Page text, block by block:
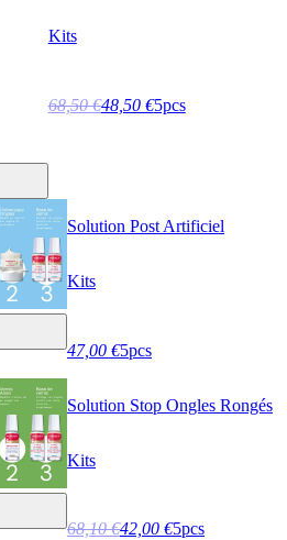
Kits
68,50 €48,50 €5pcs
Solution Post Artificiel
Kits
47,00 €5pcs
Solution Stop Ongles Rongés
Kits
68,10 €42,00 €5pcs